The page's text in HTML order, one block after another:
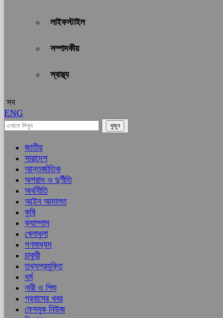
লাইফস্টাইল
সম্পাদকীয়
স্বাস্থ্য
সব
ENG
জাতীয়
সারাদেশ
আন্তর্জাতিক
অপরাধ ও দুর্ণীতি
অর্থনীতি
আইন আদালত
কৃষি
ক্যাম্পাস
খেলাধুলা
গণমাধ্যম
চাকুরী
তথ্যপ্রযুক্তি
ধর্ম
নারী ও শিশু
প্রবাসের খবর
ফেসবুক নিউজ